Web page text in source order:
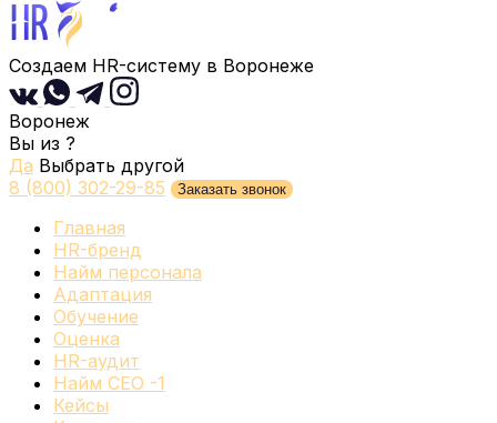
Создаем HR-систему в Воронеже
Воронеж
Вы из ?
Да Выбрать другой
8 (800) 302-29-85
Заказать звонок
Главная
HR-бренд
Найм персонала
Адаптация
Обучение
Оценка
HR-аудит
Найм СЕО -1
Кейсы